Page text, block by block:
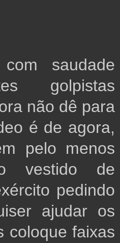
saudade
golpistas
não dê para
é de agora,
pelo menos
vestido de
pedindo
ajudar os
coloque faixas